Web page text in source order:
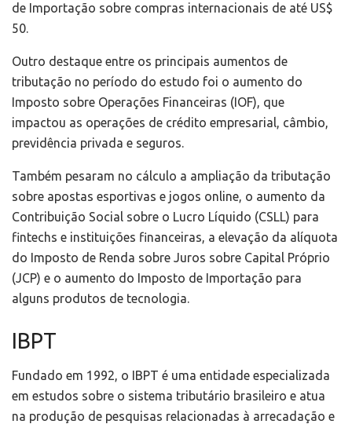
de Importação sobre compras internacionais de até US$
50.
Outro destaque entre os principais aumentos de
tributação no período do estudo foi o aumento do
Imposto sobre Operações Financeiras (IOF), que
impactou as operações de crédito empresarial, câmbio,
previdência privada e seguros.
Também pesaram no cálculo a ampliação da tributação
sobre apostas esportivas e jogos online, o aumento da
Contribuição Social sobre o Lucro Líquido (CSLL) para
fintechs e instituições financeiras, a elevação da alíquota
do Imposto de Renda sobre Juros sobre Capital Próprio
(JCP) e o aumento do Imposto de Importação para
alguns produtos de tecnologia.
IBPT
Fundado em 1992, o IBPT é uma entidade especializada
em estudos sobre o sistema tributário brasileiro e atua
na produção de pesquisas relacionadas à arrecadação e